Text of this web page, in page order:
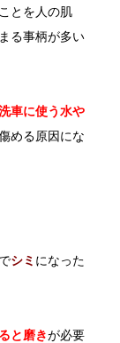
とを人の肌
る事柄が多い
車に使う水や
める原因にな
シミ になった
と磨きが必要